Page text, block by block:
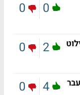
0
0
2
0
4
0